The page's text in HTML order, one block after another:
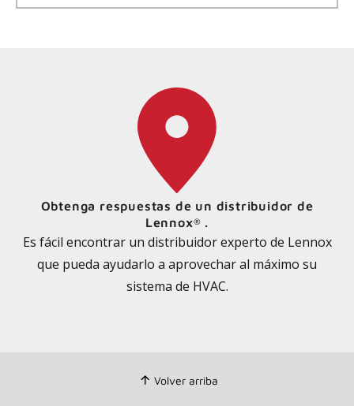
Obtenga respuestas de un distribuidor de
Lennox® .
Es fácil encontrar un distribuidor experto de Lennox
que pueda ayudarlo a aprovechar al máximo su
sistema de HVAC.
Volver arriba